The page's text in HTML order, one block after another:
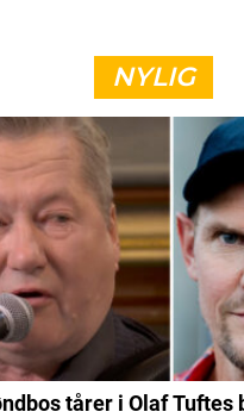
NYLIG
tårer i Olaf Tuftes